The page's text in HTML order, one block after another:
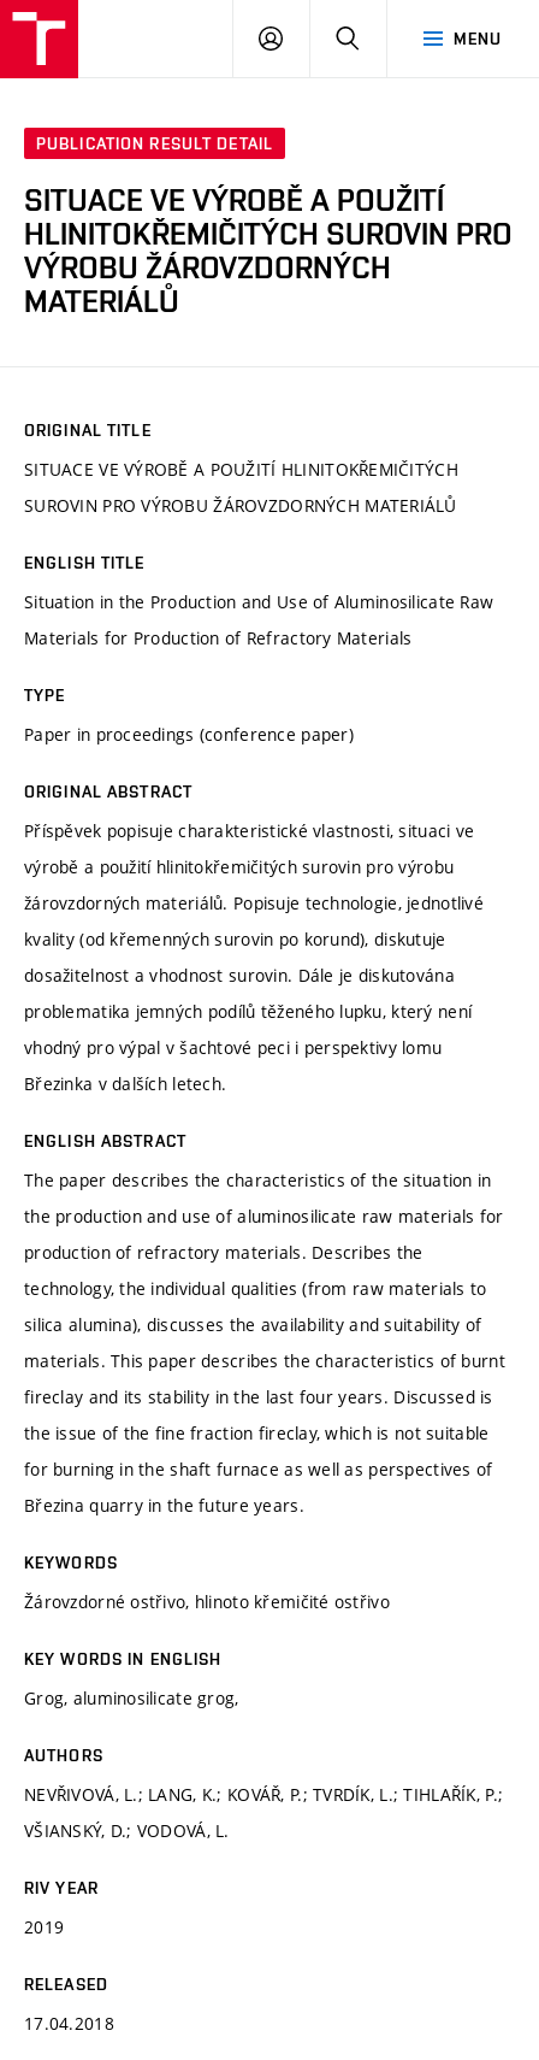
MENU
LOG
SEARCH
PUBLICATION RESULT DETAIL
SITUACE VE VÝROBĚ A POUŽITÍ
HLINITOKŘEMIČITÝCH SUROVIN PRO
VÝROBU ŽÁROVZDORNÝCH
MATERIÁLŮ
ORIGINAL TITLE
SITUACE VE VÝROBĚ A POUŽITÍ HLINITOKŘEMIČITÝCH
SUROVIN PRO VÝROBU ŽÁROVZDORNÝCH MATERIÁLŮ
ENGLISH TITLE
Situation in the Production and Use of Aluminosilicate Raw
Materials for Production of Refractory Materials
TYPE
Paper in proceedings (conference paper)
ORIGINAL ABSTRACT
Příspěvek popisuje charakteristické vlastnosti, situaci ve
výrobě a použití hlinitokřemičitých surovin pro výrobu
žárovzdorných materiálů. Popisuje technologie, jednotlivé
kvality (od křemenných surovin po korund), diskutuje
dosažitelnost a vhodnost surovin. Dále je diskutována
problematika jemných podílů těženého lupku, který není
vhodný pro výpal v šachtové peci i perspektivy lomu
Březinka v dalších letech.
ENGLISH ABSTRACT
The paper describes the characteristics of the situation in
the production and use of aluminosilicate raw materials for
production of refractory materials. Describes the
technology, the individual qualities (from raw materials to
silica alumina), discusses the availability and suitability of
materials. This paper describes the characteristics of burnt
fireclay and its stability in the last four years. Discussed is
the issue of the fine fraction fireclay, which is not suitable
for burning in the shaft furnace as well as perspectives of
Březina quarry in the future years.
KEYWORDS
Žárovzdorné ostřivo, hlinoto křemičité ostřivo
KEY WORDS IN ENGLISH
Grog, aluminosilicate grog,
AUTHORS
NEVŘIVOVÁ, L.; LANG, K.; KOVÁŘ, P.; TVRDÍK, L.; TIHLAŘÍK, P.;
VŠIANSKÝ, D.; VODOVÁ, L.
RIV YEAR
2019
RELEASED
17.04.2018